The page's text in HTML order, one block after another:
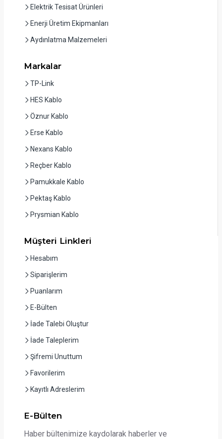
Elektrik Tesisat Ürünleri
Enerji Üretim Ekipmanları
Aydınlatma Malzemeleri
Markalar
TP-Link
HES Kablo
Öznur Kablo
Erse Kablo
Nexans Kablo
Reçber Kablo
Pamukkale Kablo
Pektaş Kablo
Prysmian Kablo
Müşteri Linkleri
Hesabım
Siparişlerim
Puanlarım
E-Bülten
İade Talebi Oluştur
İade Taleplerim
Şifremi Unuttum
Favorilerim
Kayıtlı Adreslerim
E-Bülten
Haber bültenimize kaydolarak haberler ve